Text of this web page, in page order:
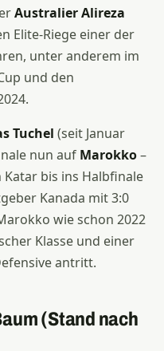
Australier Alireza
Elite-Riege einer der
unter anderem im
und den
Tuchel (seit Januar
nun auf Marokko–
Katar bis ins Halbfinale
Kanada mit 3:0
wie schon 2022
Klasse und einer
antritt.
(Stand nach